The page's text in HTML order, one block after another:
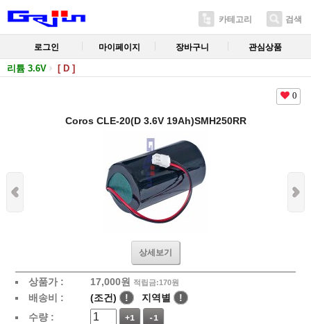
카테고리 검색
로그인 마이페이지 장바구니 관심상품
리튬 3.6V [ D ]
0
Coros CLE-20(D 3.6V 19Ah)SMH250RR
상세보기
상품가 : 17,000원 적립금:170원
배송비 : (조건) ! 지역별
!
수량 :
+1 -1